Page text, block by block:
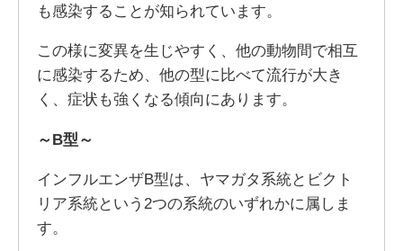
も感染することが知られています。
この様に変異を生じやすく、他の動物間で相互
に感染するため、他の型に比べて流行が大き
く、症状も強くなる傾向にあります。
～B型～
インフルエンザB型は、ヤマガタ系統とビクト
リア系統という2つの系統のいずれかに属しま
す。